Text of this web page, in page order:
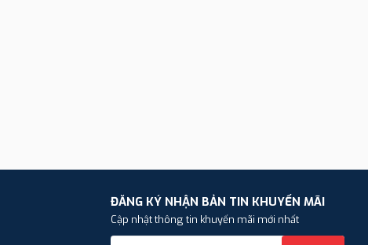
ĐĂNG KÝ NHẬN BẢN TIN KHUYẾN MÃI
Cập nhật thông tin khuyến mãi mới nhất